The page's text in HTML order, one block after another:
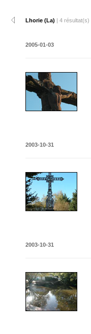
Lhorie (La) | 4 résultat(s)
2005-01-03
2003-10-31
2003-10-31